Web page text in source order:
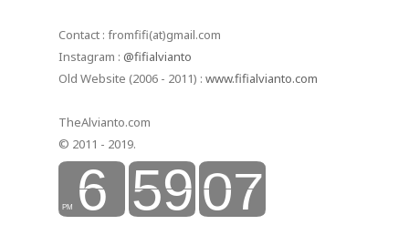
Contact : fromfifi(at)gmail.com
Instagram : @fifialvianto
Old Website (2006 - 2011) : www.fifialvianto.com
TheAlvianto.com
© 2011 - 2019.